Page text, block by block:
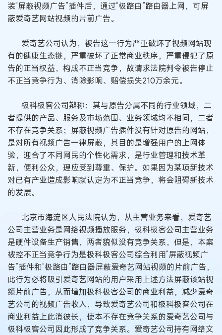
装“屏蔽视频广告”插件后，通过“极路由”路由器上网，可屏
蔽爱奇艺网站视频的片前广告。
爱奇艺公司认为，被告这一行为严重破坏了视频网站现
有的健康生态链，严重破坏了正常商业秩序，严重侵犯了原
告的正当权益，构成不正当竞争，故请求法院判令被告停止
不正当竞争行为、消除影响、赔偿损失210万余元。
极科极客公司辩称：其与原告分属不同的行业领域，二
者提供的产品、服务及市场范围、业务领域均不相同，二者
不存在竞争关系；屏蔽视频广告插件没有针对原告的网站，
是对所有视频广告一律屏蔽，其目的是增强用户的上网体
验，迎合了不同网民的个性化需求，是行业管理和技术革
新，便利公众，理应受到尊重、保护。如果因为某项新技术
对已有产业造成影响就认定为不正当竞争，将会阻碍新技术
的发展。
北京市海淀区人民法院认为，从主营业务来看，爱奇艺
公司主营业务是网络视频播放服务，极科极客公司主营业务
是硬件设备生产销售，两者貌似没有竞争关系，但是，本案
被控不正当竞争行为是极科极客公司综合利用“屏蔽视频广
告”插件和“极路由”路由器屏蔽爱奇艺网站视频的片前广告，
此行为必将吸引爱奇艺网站的用户采用上述方法屏蔽该站视
频片前广告，从而增加极科极客公司的商业利益，减少爱奇
艺公司的视频广告收入，导致爱奇艺公司和极科极客公司在
商业利益上此消彼长，使本不存在竞争关系的爱奇艺公司与
极科极客公司因此形成了竞争关系。爱奇艺公司持有网络文